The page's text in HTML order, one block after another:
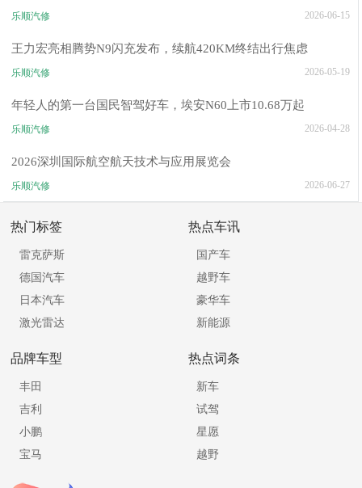
乐顺汽修 2026-06-15
王力宏亮相腾势N9闪充发布，续航420KM终结出行焦虑
乐顺汽修 2026-05-19
年轻人的第一台国民智驾好车，埃安N60上市10.68万起
乐顺汽修 2026-04-28
2026深圳国际航空航天技术与应用展览会
乐顺汽修 2026-06-27
热门标签
雷克萨斯
德国汽车
日本汽车
激光雷达
热点车讯
国产车
越野车
豪华车
新能源
品牌车型
丰田
吉利
小鹏
宝马
热点词条
新车
试驾
星愿
越野